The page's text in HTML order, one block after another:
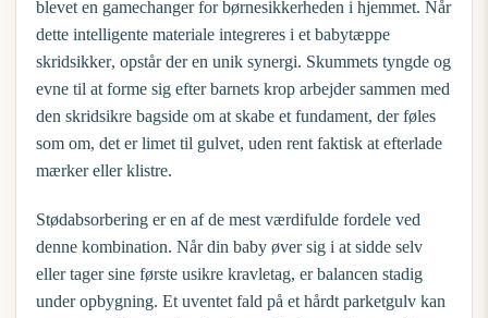
blevet en gamechanger for børnesikkerheden i hjemmet. Når
dette intelligente materiale integreres i et babytæppe
skridsikker, opstår der en unik synergi. Skummets tyngde og
evne til at forme sig efter barnets krop arbejder sammen med
den skridsikre bagside om at skabe et fundament, der føles
som om, det er limet til gulvet, uden rent faktisk at efterlade
mærker eller klistre.
Stødabsorbering er en af de mest værdifulde fordele ved
denne kombination. Når din baby øver sig i at sidde selv
eller tager sine første usikre kravletag, er balancen stadig
under opbygning. Et uventet fald på et hårdt parketgulv kan